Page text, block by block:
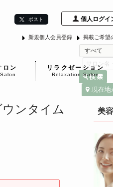
個人ログイ
ポスト
掲載ご希望
新規個人会員登録
現在地
ロン リラクゼーション
Relaxation Salon
ンタイム
美